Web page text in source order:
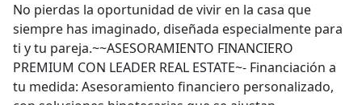
No pierdas la oportunidad de vivir en la casa que
siempre has imaginado, diseñada especialmente para
ti y tu pareja.~~ASESORAMIENTO FINANCIERO
PREMIUM CON LEADER REAL ESTATE~- Financiación a
tu medida: Asesoramiento financiero personalizado,